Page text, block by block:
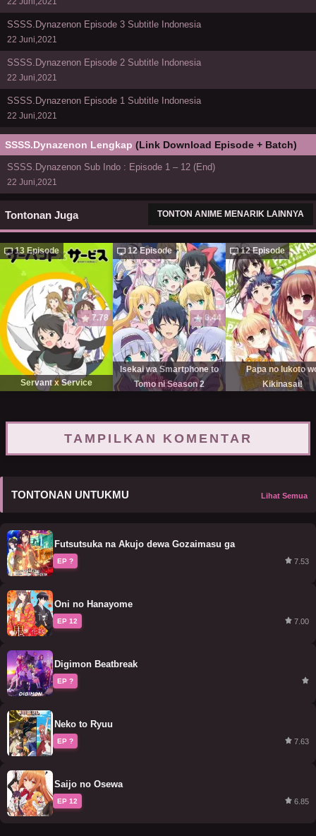
SSSS.Dynazenon Episode 3 Subtitle Indonesia
22 Juni,2021
SSSS.Dynazenon Episode 2 Subtitle Indonesia
22 Juni,2021
SSSS.Dynazenon Episode 1 Subtitle Indonesia
22 Juni,2021
SSSS.Dynazenon Lengkap (Link Download Episode + Batch)
SSSS.Dynazenon Sub Indo : Episode 1 – 12 (End)
22 Juni,2021
Tontonan Juga TONTON ANIME MENARIK LAINNYA
13 Episode
7.78
Servant x Service
12 Episode
6.44
Isekai wa Smartphone to
Tomo ni Season 2
12 Episode
Papa no Iukoto
Kikinasai!
TAMPILKAN KOMENTAR
TONTONAN UNTUKMU Lihat Semua
Futsutsuka na Akujo dewa Gozaimasu ga
EP ? 7.53
Oni no Hanayome
EP 12 7.00
Digimon Beatbreak
EP ?
Neko to Ryuu
EP ? 7.63
Saijo no Osewa
EP 12 6.85